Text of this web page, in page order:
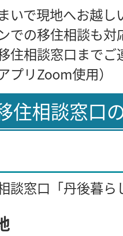
いで現地へお越し
での移住相談も
住相談窓口まで
プリZoom使用）
住相談窓口
談窓口「丹後暮ら